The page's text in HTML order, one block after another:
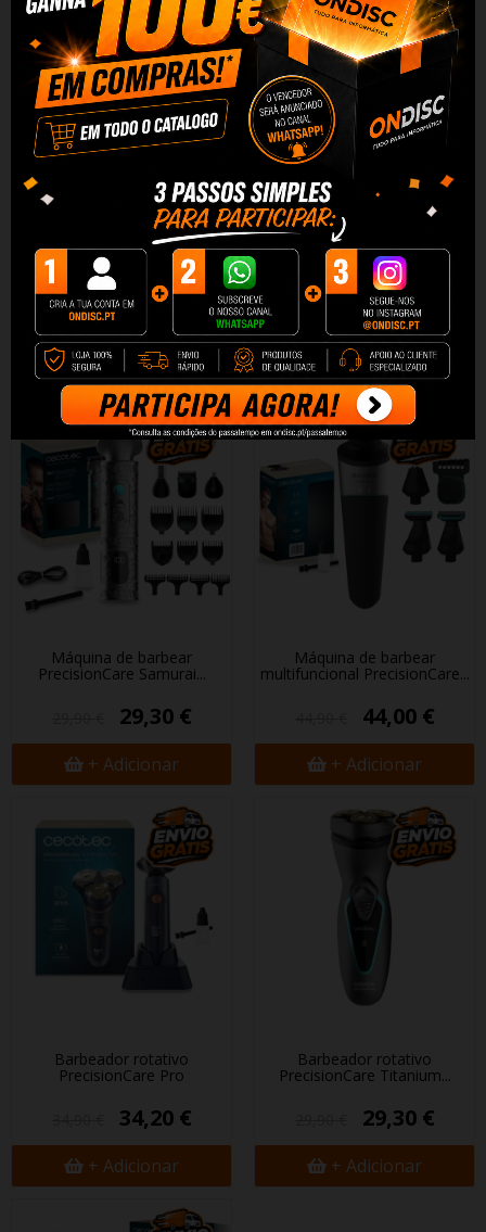
Aparador e cortador de bordas
sem fio...
32,90 € 32,24 €
+ Adicionar
Máquina de barbear
multifuncional PrecisionCare...
29,30 €
+ Adicionar
Máquina de barbear
PrecisionCare Samurai...
29,30 €
+ Adicionar
Máquina de barbear
multifuncional PrecisionCare...
44,00 €
+ Adicionar
Barbeador rotativo
PrecisionCare Pro
34,20 €
+ Adicionar
Barbeador rotativo
PrecisionCare Titanium...
29,30 €
+ Adicionar